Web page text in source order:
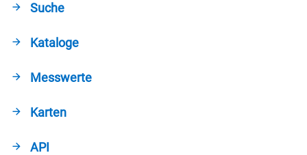
Suche
Kataloge
Messwerte
Karten
API